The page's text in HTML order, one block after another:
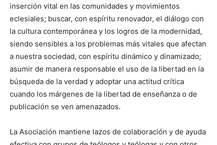
inserción vital en las comunidades y movimientos
eclesiales; buscar, con espíritu renovador, el diálogo con
la cultura contemporánea y los logros de la modernidad,
siendo sensibles a los problemas más vitales que afectan
a nuestra sociedad, con espíritu dinámico y dinamizado;
asumir de manera responsable el uso de la libertad en la
búsqueda de la verdad y adoptar una actitud crítica
cuando los márgenes de la libertad de enseñanza o de
publicación se ven amenazados.
La Asociación mantiene lazos de colaboración y de ayuda